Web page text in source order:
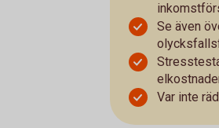
Se även
Var inte